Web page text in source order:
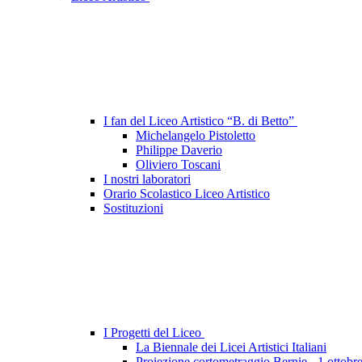
I fan del Liceo Artistico “B. di Betto”
Michelangelo Pistoletto
Philippe Daverio
Oliviero Toscani
I nostri laboratori
Orario Scolastico Liceo Artistico
Sostituzioni
I Progetti del Liceo
La Biennale dei Licei Artistici Italiani